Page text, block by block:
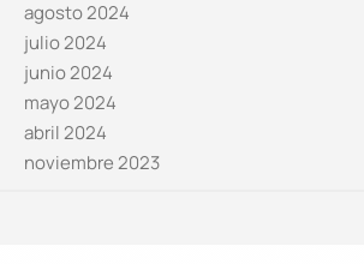
agosto 2024
julio 2024
junio 2024
mayo 2024
abril 2024
noviembre 2023